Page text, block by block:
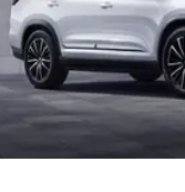
НАШИ МЕРОПРИЯТИЯ
ВИДЕООБЗОРЫ
CHERY ДЛЯ ДЕТЕЙ